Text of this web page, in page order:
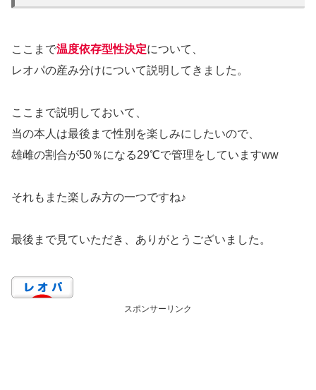
ここまで温度依存型性決定について、
レオパの産み分けについて説明してきました。
ここまで説明しておいて、
当の本人は最後まで性別を楽しみにしたいので、
雄雌の割合が50％になる29℃で管理をしていますww
それもまた楽しみ方の一つですね♪
最後まで見ていただき、ありがとうございました。
スポンサーリンク